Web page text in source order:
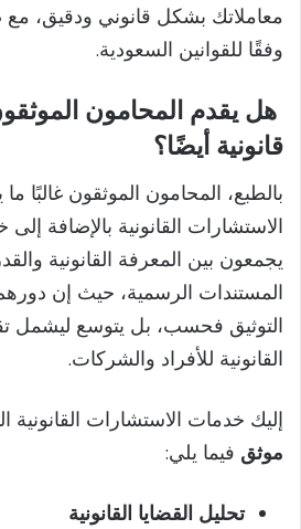
معاملاتك بشكل قانوني ودقيق،
وفقًا للقوانين السعودية.
هل يقدم المحامون
قانونية أيضًا؟
بالطبع، المحامون الموثقون غالبًا
الاستشارات القانونية بالإضافة
يجمعون بين المعرفة القانونية
المستندات الرسمية، حيث إن
التوثيق فحسب، بل يتوسع ليشمل
القانونية للأفراد والشركات.
إليك خدمات الاستشارات القانونية
موثق فيما يلي:
تحليل القضايا القانونية